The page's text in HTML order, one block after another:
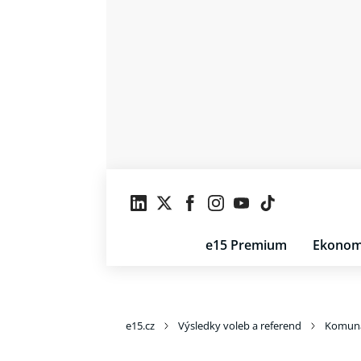
e15 Premium
e15.cz Výsledky voleb a referend